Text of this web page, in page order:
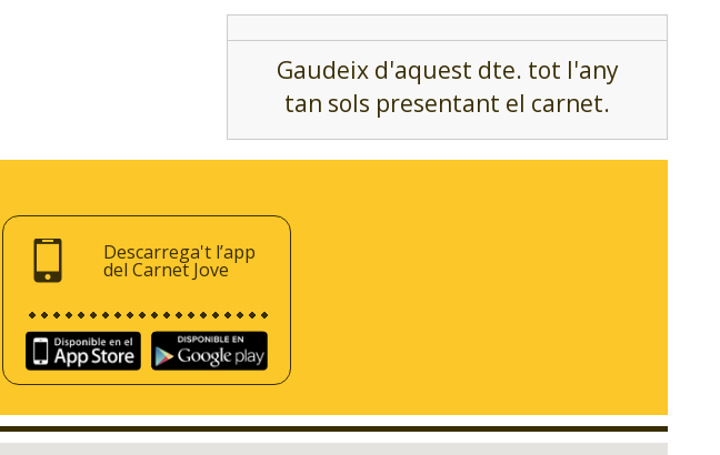
Gaudeix d'aquest dte. tot l'any
tan sols presentant el carnet.
Descarrega't l’app
del Carnet Jove